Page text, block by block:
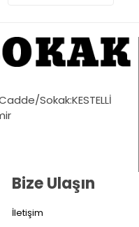
Sokak:KESTELLİ
Bize Ulaşın
İletişim